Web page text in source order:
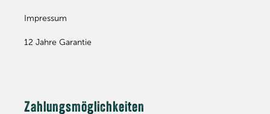
Impressum
12 Jahre Garantie
Zahlungsmöglichkeiten